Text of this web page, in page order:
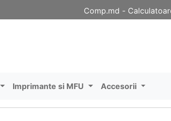
Comp.md -
Imprimante si MFU Accesorii